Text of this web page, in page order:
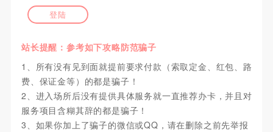
登陆
站长提醒：参考如下攻略防范骗子
1、所有没有见到面就提前要求付款（索取定金、红包、路
费、保证金等）的都是骗子！
2、进入场所后没有提供具体服务就一直推荐办卡，并且对
服务项目含糊其辞的都是骗子！
3、如果你加上了骗子的微信或QQ，请在删除之前先举报